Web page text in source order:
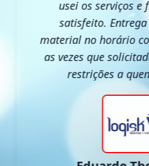
usei os serviços e
satisfeito.
material no horário
as vezes que
restrições a